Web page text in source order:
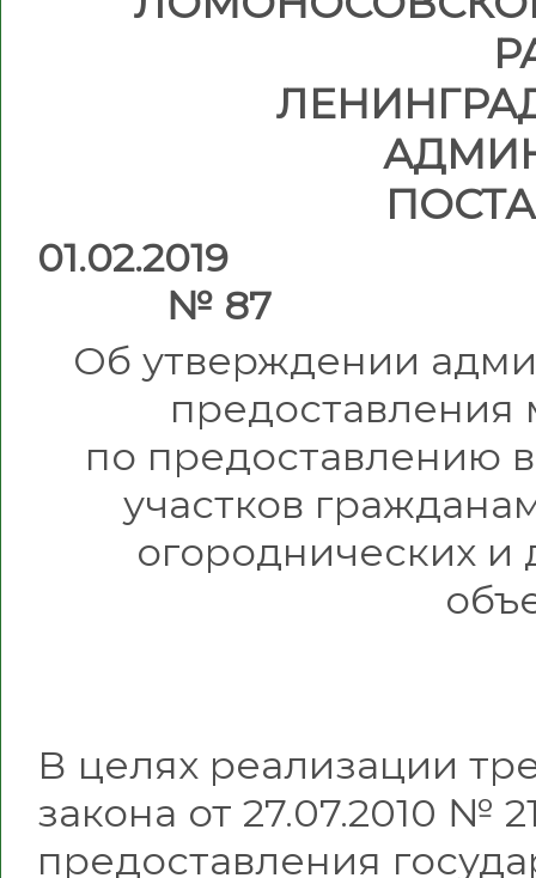
№ 87
Об утверждении
предоставления
по предоставлению
участков
огороднических
В целях реализации
закона от 27.07.2010 №
предоставления